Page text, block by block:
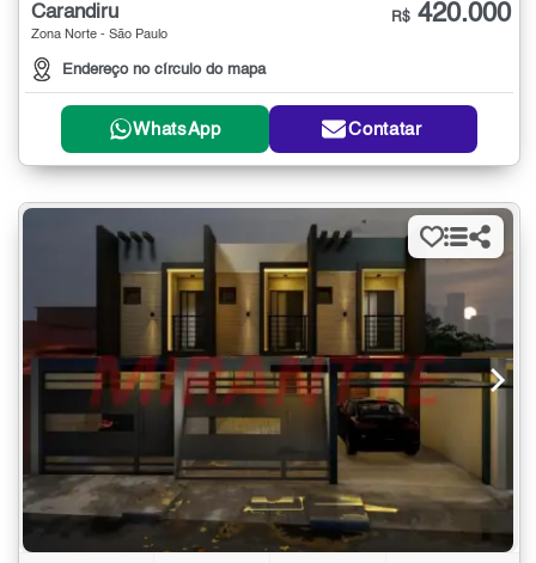
Carandiru
Zona Norte - São Paulo
Endereço no círculo do mapa
R$ 420.000
WhatsApp Contatar